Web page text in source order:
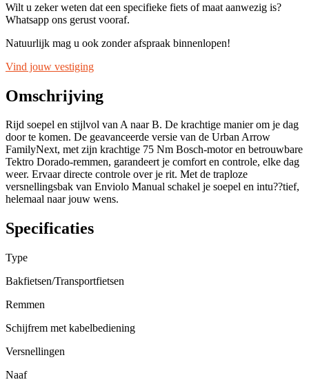
Wilt u zeker weten dat een specifieke fiets of maat aanwezig is?
Whatsapp ons gerust vooraf.
Natuurlijk mag u ook zonder afspraak binnenlopen!
Vind jouw vestiging
Omschrijving
Rijd soepel en stijlvol van A naar B. De krachtige manier om je dag
door te komen. De geavanceerde versie van de Urban Arrow
FamilyNext, met zijn krachtige 75 Nm Bosch-motor en betrouwbare
Tektro Dorado-remmen, garandeert je comfort en controle, elke dag
weer. Ervaar directe controle over je rit. Met de traploze
versnellingsbak van Enviolo Manual schakel je soepel en intu??tief,
helemaal naar jouw wens.
Specificaties
Type
Bakfietsen/Transportfietsen
Remmen
Schijfrem met kabelbediening
Versnellingen
Naaf